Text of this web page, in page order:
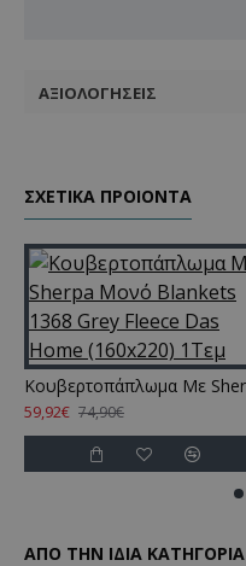
ΑΞΙΟΛΟΓΉΣΕΙΣ
ΣΧΕΤΙΚΑ ΠΡΟΙΟΝΤΑ
59,92€ 74,90€
ΑΠΌ ΤΗΝ ΊΔΙΑ ΚΑΤΗΓΌΡΙΑ